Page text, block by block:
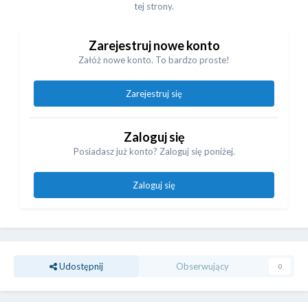
tej strony.
Zarejestruj nowe konto
Załóż nowe konto. To bardzo proste!
Zarejestruj się
Zaloguj się
Posiadasz już konto? Zaloguj się poniżej.
Zaloguj się
Udostępnij Obserwujący 0